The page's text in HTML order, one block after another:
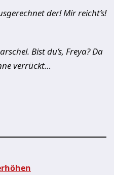
der! Mir reicht’s!
Bist du’s, Freya? Da
verrückt…